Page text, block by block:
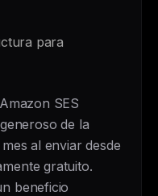
para
Amazon SES
de la
al enviar desde
gratuito.
beneficio